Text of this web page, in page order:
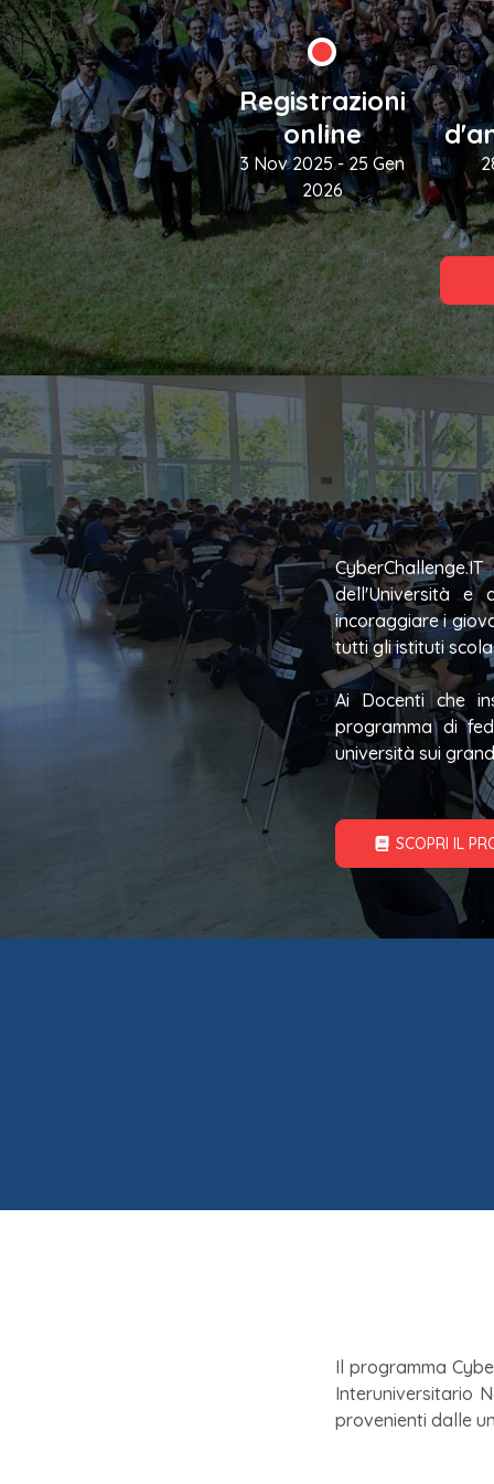
Registrazioni
online
3 Nov 2025 - 25 Gen
2026
dell'Università e
incoraggiare i
tutti gli istituti
Ai Docenti che
programma di
università sui
SCOPRI IL
Il programma
Interuniversitario
provenienti dalle